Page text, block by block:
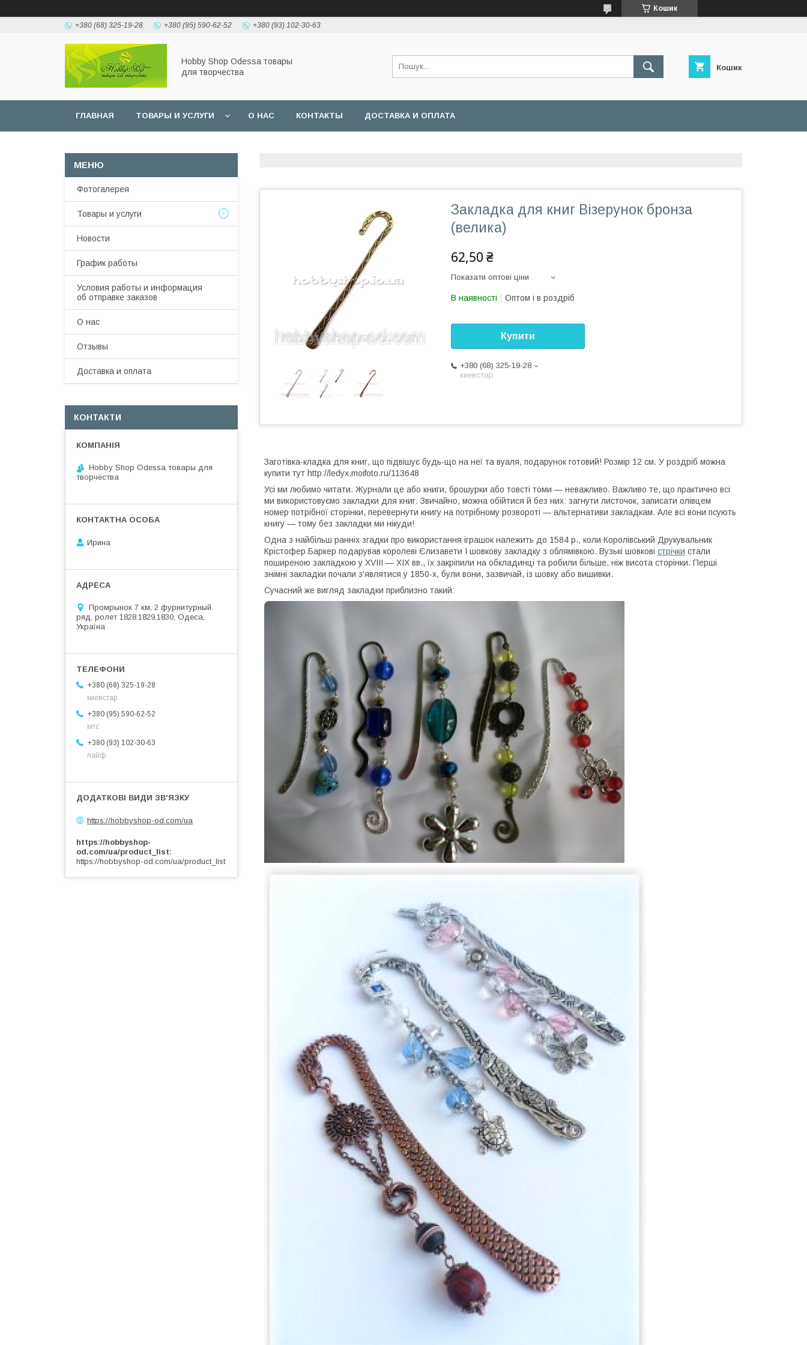
Кошик
+380 (68) 325-19-28 +380 (95) 590-62-52 +380 (93) 102-30-63
Hobbу Shop Odessa товары
для творчества
Кошик
ГЛАВНАЯ ТОВАРЫ И УСЛУГИ О НАС КОНТАКТЫ ДОСТАВКА И ОПЛАТА
Закладка для книг Візерунок бронза
(велика)
62,50 ₴
Показати оптові ціни
В наявності Оптом і в роздріб
Купити
+380 (68) 325-19-28
киевстар
Заготівка-кладка для книг, що підвішує будь-що на неї та вуаля, подарунок готовий! Розмір 12 см. У роздріб можна
купити тут http://ledyx.moifoto.ru/113648
Усі ми любимо читати. Журнали це або книги, брошурки або товсті томи — неважливо. Важливо те, що практично всі
ми використовуємо закладки для книг. Звичайно, можна обійтися й без них: загнути листочок, записати олівцем
номер потрібної сторінки, перевернути книгу на потрібному розвороті — альтернативи закладкам. Але всі вони псують
книгу — тому без закладки ми нікуди!
Одна з найбільш ранніх згадки про використання іграшок належить до 1584 р., коли Королівський Друкувальник
Крістофер Баркер подарував королеві Єлизавети I шовкову закладку з облямівкою. Вузькі шовкові стрічки стали
поширеною закладкою у XVIII — XIX вв., їх закріпили на обкладинці та робили більше, ніж висота сторінки. Перші
знімні закладки почали з'являтися у 1850-х, були вони, зазвичай, із шовку або вишивки.
Сучасний же вигляд закладки приблизно такий:
Фотогалерея
Товары и услуги
Новости
График работы
Условия работы и информация
об отправке заказов
О нас
Отзывы
Доставка и оплата
КОНТАКТИ
Hobby Shop Odessa товары для
творчества
Ирина
Промрынок 7 км, 2 фурнитурный
ряд, ролет 1828.1829,1830, Одеса,
Україна
+380 (68) 325-19-28
киевстар
+380 (95) 590-62-52
мтс
+380 (93) 102-30-63
лайф
https://hobbyshop-od.com/ua
https://hobbyshop-
od.com/ua/product_list
https://hobbyshop-od.com/ua/product_list